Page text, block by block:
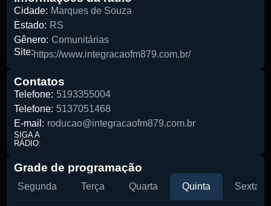
Pesquise aqui a sua rádio favorita:
Buscar rádio
Cidade: Marques de Souza
Estado: RS
Gênero: Comunitárias
Site:https://www.integracaofm879.com.br/
Contatos
Telefone: 5193355004
Telefone: 5137051468
E-mail: roducao@integracaofm879.com.br
SIGA A
RÁDIO:
Grade de programação
Segunda Terça Quarta Quinta Sexta